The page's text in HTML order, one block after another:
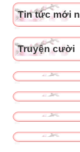
Tin tức mới
Truyện cười